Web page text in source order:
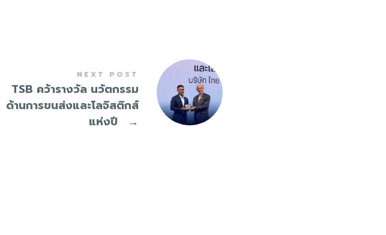
NEXT POST
TSB คว้ารางวัล นวัตกรรม
ด้านการขนส่งและโลจิสติกส์
แห่งปี
→